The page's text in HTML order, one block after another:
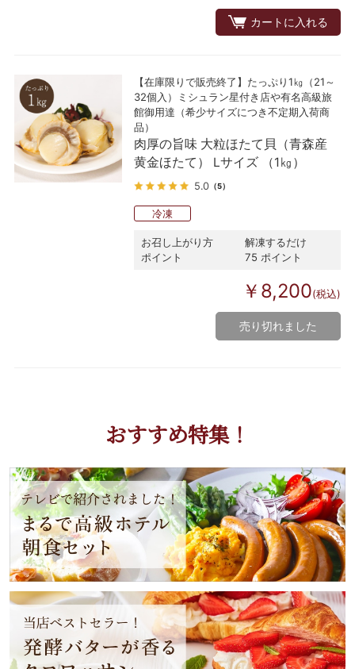
カートに入れる
【在庫限りで販売終了】たっぷり1㎏（21～
32個入）ミシュラン星付き店や有名高級旅
館御用達（希少サイズにつき不定期入荷商
品）
肉厚の旨味 大粒ほたて貝（青森産
黄金ほたて） Lサイズ （1㎏）
5.0 （5）
冷凍
お召し上がり方
解凍するだけ
ポイント
75 ポイント
￥8,200(税込)
売り切れました
おすすめ特集！